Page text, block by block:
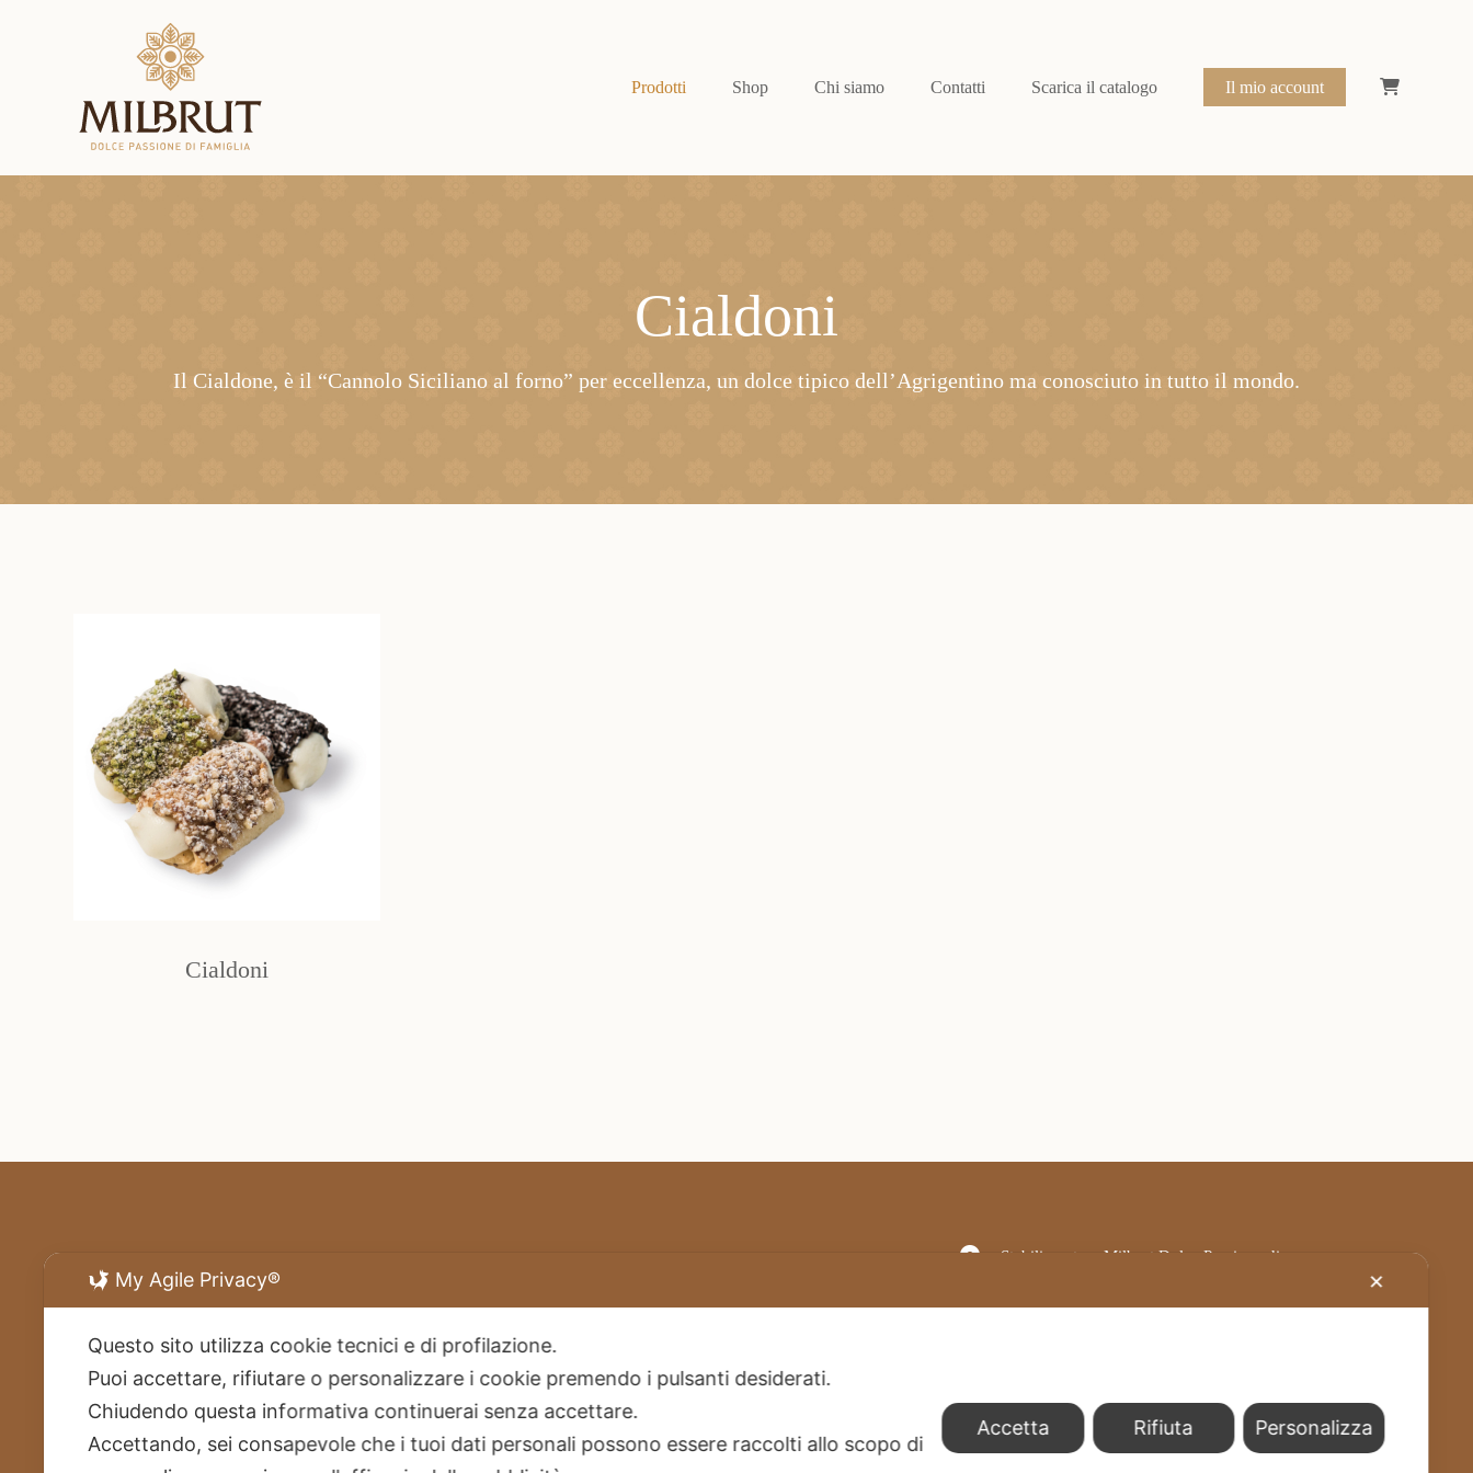
Prodotti Shop Chi siamo Contatti Scarica il catalogo Il mio account
Cialdoni
Il Cialdone, è il “Cannolo Siciliano al forno” per eccellenza, un dolce tipico dell’Agrigentino ma conosciuto in tutto il mondo.
Cialdoni
Spedizioni
Cookies
Stabilimento – Milbrut Dolce Passione di
info@milbrut.com
My Agile Privacy® ✕
Questo sito utilizza cookie tecnici e di profilazione.
Puoi accettare, rifiutare o personalizzare i cookie premendo i pulsanti desiderati.
Chiudendo questa informativa continuerai senza accettare.
Accettando, sei consapevole che i tuoi dati personali possono essere raccolti allo scopo di
Accetta Rifiuta Personalizza